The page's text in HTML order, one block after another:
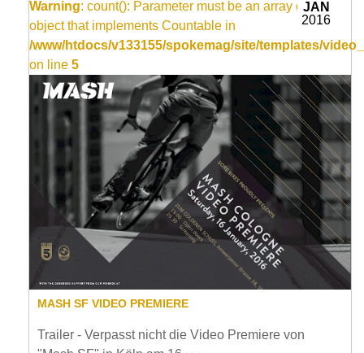
Warning: count(): Parameter must be an array or an
object that implements Countable in
/www/htdocs/v133155/spokemag/site/templates/
on line 5
MASH SF VIDEO PREMIERE
Trailer - Verpasst nicht die Video Premiere von
JAN
2016